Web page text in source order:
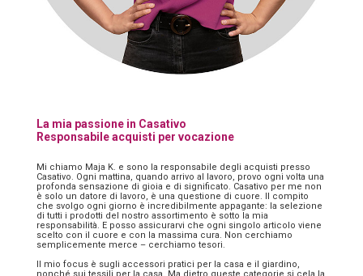
La mia passione in Casativo
Responsabile acquisti per vocazione
Mi chiamo Maja K. e sono la responsabile degli acquisti presso
Casativo. Ogni mattina, quando arrivo al lavoro, provo ogni volta una
profonda sensazione di gioia e di significato. Casativo per me non
è solo un datore di lavoro, è una questione di cuore. Il compito
che svolgo ogni giorno è incredibilmente appagante: la selezione
di tutti i prodotti del nostro assortimento è sotto la mia
responsabilità. E posso assicurarvi che ogni singolo articolo viene
scelto con il cuore e con la massima cura. Non cerchiamo
semplicemente merce – cerchiamo tesori.
Il mio focus è sugli accessori pratici per la casa e il giardino,
nonché sui tessili per la casa. Ma dietro queste categorie si cela la